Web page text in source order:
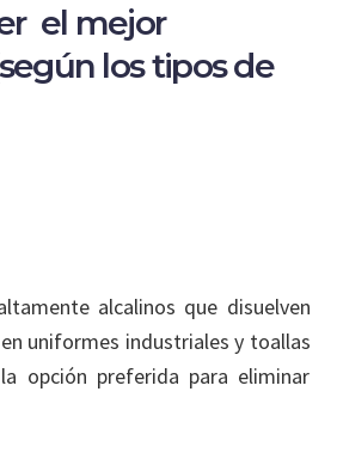
el mejor
los tipos de
alcalinos que disuelven
uniformes industriales y toallas
opción preferida para eliminar